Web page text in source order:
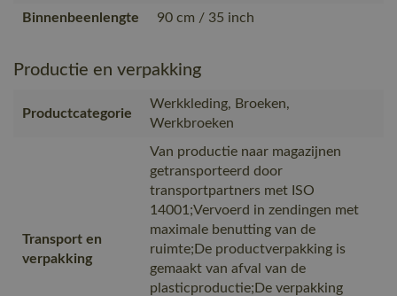
Binnenbeenlengte 90 cm / 35 inch
Productie en verpakking
Productcategorie
Werkkleding, Broeken,
Werkbroeken
Transport en
verpakking
Van productie naar magazijnen
getransporteerd door
transportpartners met ISO
14001;Vervoerd in zendingen met
maximale benutting van de
ruimte;De productverpakking is
gemaakt van afval van de
plasticproductie;De verpakking